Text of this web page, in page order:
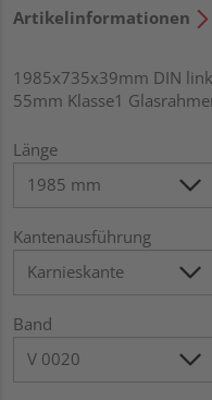
Artikelinformationen
1985x735x39mm DIN
55mm Klasse1
Länge
Kantenausführung
Band